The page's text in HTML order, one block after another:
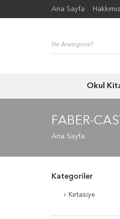
Ana Sayfa
Okul
FABER-
Ana Sayfa
Kategoriler
Kırtasiye